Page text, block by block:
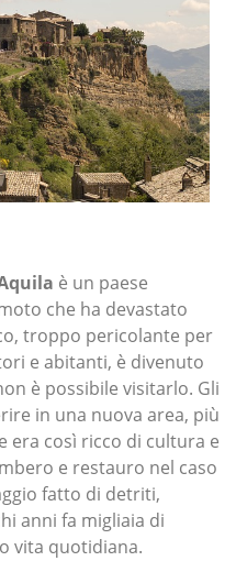
è un paese
che ha devastato
troppo pericolante per
e abitanti, è divenuto
è possibile visitarlo. Gli
in una nuova area, più
era così ricco di cultura e
e restauro nel caso
fatto di detriti,
anni fa migliaia di
vita quotidiana.